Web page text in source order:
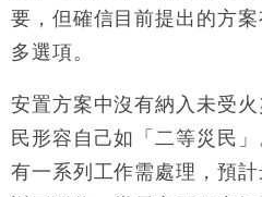
15:38
本地｜香港迪拜下月
持」評級
13:49
本地｜華嫂冰室太子店
勞工一年
12:11
中國｜強颱風「白海豚
要，但確信目前提出的方
多選項。
安置方案中沒有納入未受
民形容自己如「二等災民
有一系列工作需處理，預